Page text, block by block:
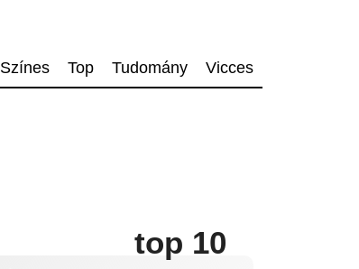
Színes Top Tudomány Vicces
top 10